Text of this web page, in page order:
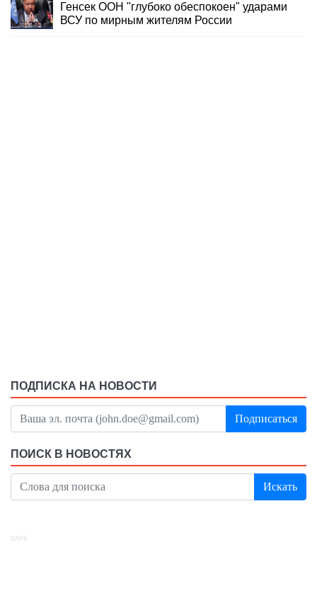
Генсек ООН "глубоко обеспокоен" ударами
ВСУ по мирным жителям России
ПОДПИСКА НА НОВОСТИ
Подписаться
ПОИСК В НОВОСТЯХ
Искать
SAPE: